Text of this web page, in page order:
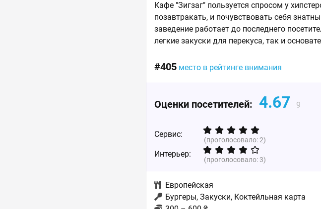
Кафе "Зигзаг" пользуется спросом у
позавтракать, и почувствовать себя
заведение работает до последнего
легкие закуски для перекуса, так и
#405 место в рейтинге внимания
Оценки посетителей: 4.67 9
Сервис:
(проголосовало:2)
Интерьер:
(проголосовало:3)
Европейская
Бургеры, Закуски, Коктейльная карта